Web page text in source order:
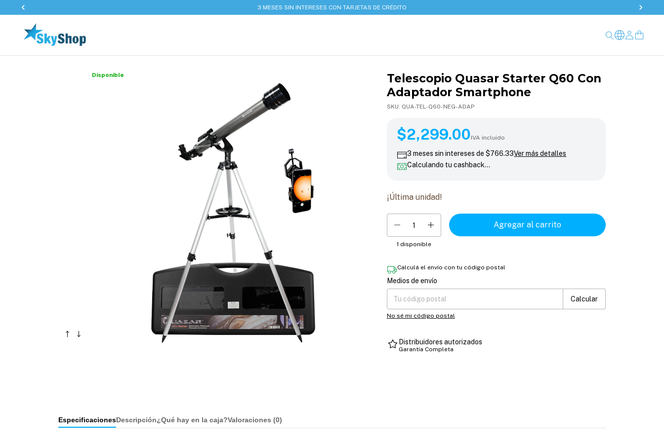
3 MESES SIN INTERESES CON TARJETAS DE CRÉDITO
Disponible
Telescopio Quasar Starter Q60 Con
Adaptador Smartphone
SKU: QUA-TEL-Q60-NEG-ADAP
$2,299.00
$2,299.00IVA incluido
3 meses sin intereses de$766.33Ver más detalles
Calculando tu cashback…
¡Última unidad!
1 disponible
Calculá el envío con tu código postal
Entregas para el CP:
Medios de envío
Calcular
No sé mi código postal
Distribuidores autorizados
Garantía Completa
EspecificacionesDescripción¿Qué hay en la caja?Valoraciones (0)